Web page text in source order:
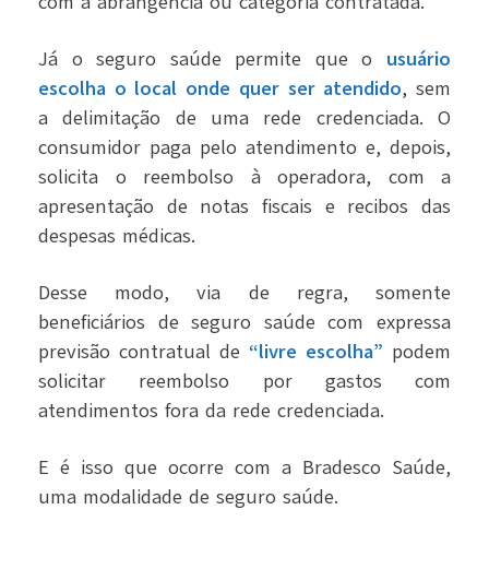
Já o seguro saúde permite que o usuário
escolha o local onde quer ser atendido, sem
a delimitação de uma rede credenciada. O
consumidor paga pelo atendimento e, depois,
solicita o reembolso à operadora, com a
apresentação de notas fiscais e recibos das
despesas médicas.
Desse modo, via de regra, somente
beneficiários de seguro saúde com expressa
previsão contratual de “livre escolha” podem
solicitar reembolso por gastos com
atendimentos fora da rede credenciada.
E é isso que ocorre com a Bradesco Saúde,
uma modalidade de seguro saúde.